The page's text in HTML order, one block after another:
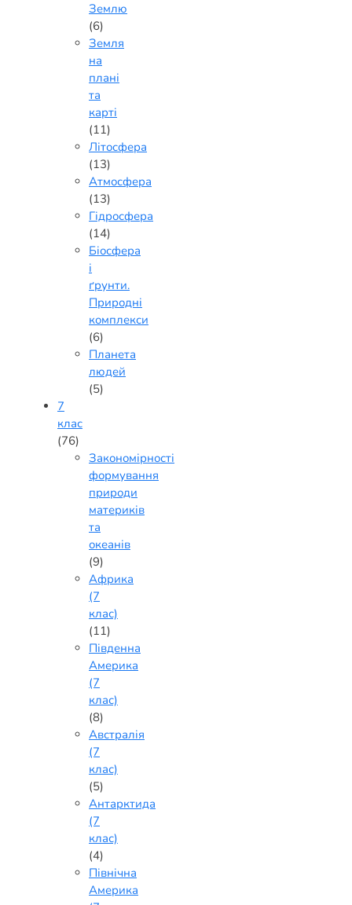
Землю
(6)
Земля
на
плані
та
карті
(11)
Літосфера
(13)
Атмосфера
(13)
Гідросфера
(14)
Біосфера
і
ґрунти.
Природні
комплекси
(6)
Планета
людей
(5)
7
клас
(76)
Закономірності
формування
природи
материків
та
океанів
(9)
Африка
(7
клас)
(11)
Південна
Америка
(7
клас)
(8)
Австралія
(7
клас)
(5)
Антарктида
(7
клас)
(4)
Північна
Америка